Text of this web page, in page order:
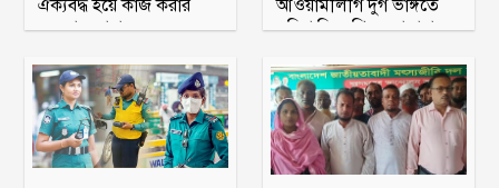
ঐক্যবদ্ধ হয়ে কাজ করার
অহব্বান জানান
আওয়ামীলীগ দুর্গ ভাঙ্গতে
মরিয়া বিএনপি ও জামায়াত